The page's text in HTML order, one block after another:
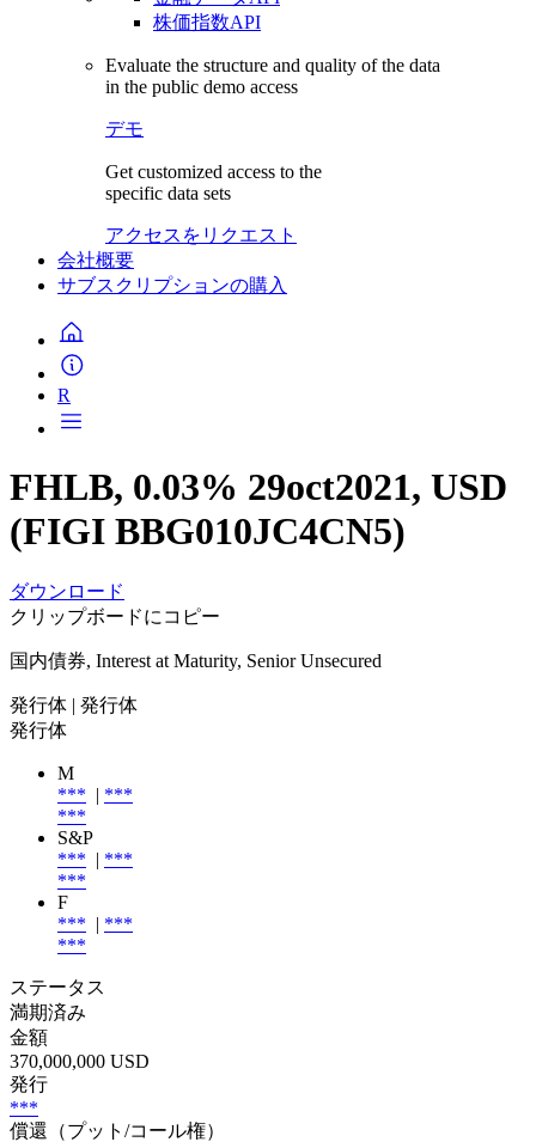
株価指数API
Evaluate the structure and quality of the data
in the public demo access
デモ
Get customized access to the
specific data sets
アクセスをリクエスト
会社概要
サブスクリプションの購入
R
FHLB, 0.03% 29oct2021, USD
(FIGI BBG010JC4CN5)
ダウンロード
クリップボードにコピー
国内債券, Interest at Maturity, Senior Unsecured
発行体 | 発行体
発行体
M
*** | ***
***
S&P
*** | ***
***
F
*** | ***
***
ステータス
満期済み
金額
370,000,000 USD
発行
***
償還（プット/コール権）